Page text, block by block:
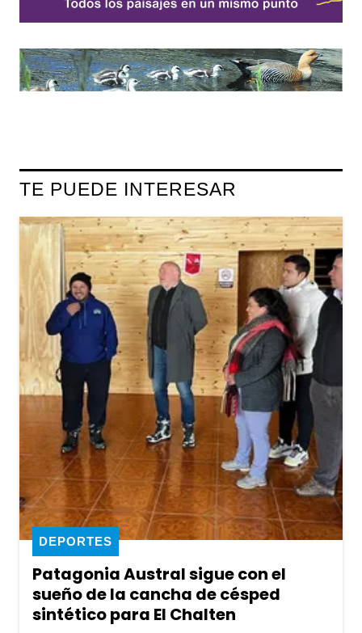
TE PUEDE INTERESAR
Patagonia Austral sigue con el
sueño de la cancha de césped
sintético para El Chalten
DEPORTES